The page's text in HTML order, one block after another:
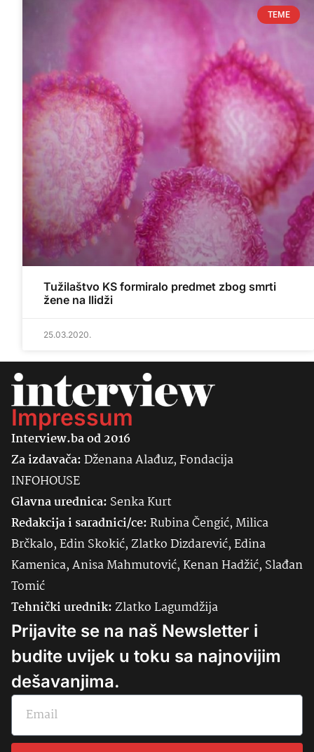
TEME
Tužilaštvo KS formiralo predmet zbog smrti
žene na Ilidži
25.03.2020.
Impressum
Interview.ba od 2016
Za izdavača:Dženana Alađuz, Fondacija
INFOHOUSE
Glavna urednica: SenkaKurt
Redakcija i saradnici/ce:Rubina Čengić, Milica
Brčkalo, Edin Skokić, Zlatko Dizdarević, Edina
Kamenica, Anisa Mahmutović, Kenan Hadžić, Slađan
Tomić
Tehnički urednik:Zlatko Lagumdžija
Prijavite se na naš Newsletter i
budite uvijek u toku sa najnovijim
dešavanjima.